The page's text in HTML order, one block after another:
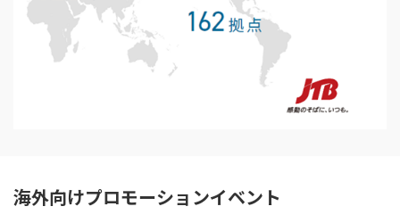
海外向けプロモーションイベント